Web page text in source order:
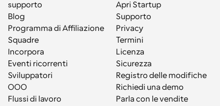
supporto
Blog
Programma di Affiliazione
Squadre
Incorpora
Eventi ricorrenti
Sviluppatori
OOO
Flussi di lavoro
Apri Startup
Supporto
Privacy
Termini
Licenza
Sicurezza
Registro delle modifiche
Richiedi una demo
Parla con le vendite